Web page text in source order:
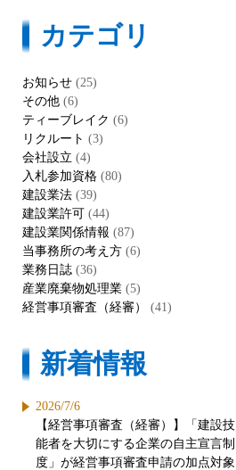
カテゴリ
お知らせ (25)
その他 (6)
ティーブレイク (6)
リクルート (3)
会社設立 (4)
入札参加資格 (80)
建設業法 (39)
建設業許可 (44)
建設業関係情報 (87)
当事務所の考え方 (6)
業務日誌 (36)
産業廃棄物処理業 (5)
経営事項審査（経審）
(41)
新着情報
2026/7/6
【経営事項審査（経審）】「建設技
能者を大切にする企業の自主宣言制
度」が経営事項審査申請の加点対象